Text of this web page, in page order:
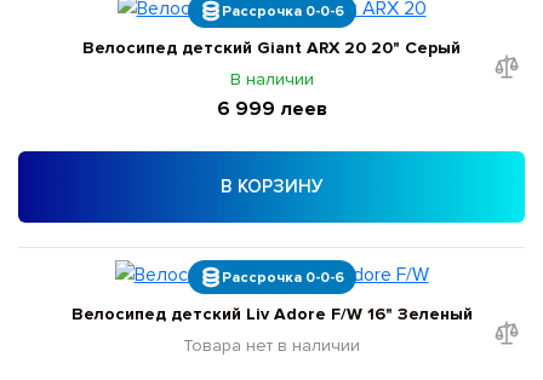
Рассрочка 0-0-6
Велосипед детский Giant ARX 20 20" Серый
В наличии
6 999 леев
В КОРЗИНУ
Рассрочка 0-0-6
Велосипед детский Liv Adore F/W 16" Зеленый
Товара нет в наличии